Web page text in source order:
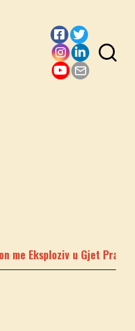
Facebook
Twitter
Instagram
LinkedIn
u Gjet Pranë